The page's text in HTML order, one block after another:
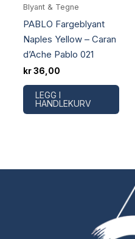
Blyant & Tegne
PABLO Fargeblyant
Naples Yellow – Caran
d’Ache Pablo 021
kr36,00
LEGG I
HANDLEKURV